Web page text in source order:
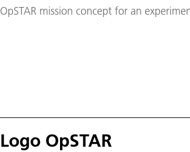
OpSTAR mission concept for an
Logo OpSTAR